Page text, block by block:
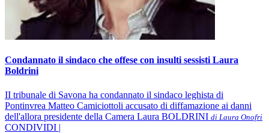
Condannato il sindaco che offese con insulti sessisti Laura
Boldrini
II tribunale di Savona ha condannato il sindaco leghista di
Pontinvrea Matteo Camiciottoli accusato di diffamazione ai danni
dell'allora presidente della Camera Laura BOLDRINI di Laura Onofri
CONDIVIDI |